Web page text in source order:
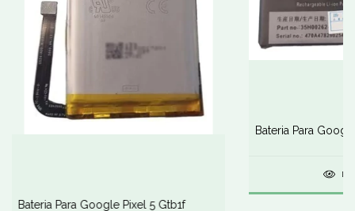
Bateria Para Google Pixel 5 Gtb1f
Bateria Para